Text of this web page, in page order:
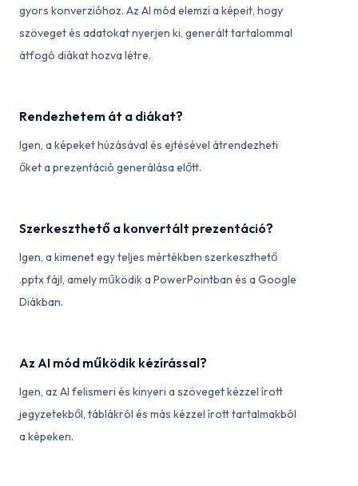
gyors konverzióhoz. Az AI mód elemzi a képeit, hogy
szöveget és adatokat nyerjen ki, generált tartalommal
átfogó diákat hozva létre.
Rendezhetem át a diákat?
Igen, a képeket húzásával és ejtésével átrendezheti
őket a prezentáció generálása előtt.
Szerkeszthető a konvertált prezentáció?
Igen, a kimenet egy teljes mértékben szerkeszthető
.pptx fájl, amely működik a PowerPointban és a Google
Diákban.
Az AI mód működik kézírással?
Igen, az AI felismeri és kinyeri a szöveget kézzel írott
jegyzetekből, táblákról és más kézzel írott tartalmakból
a képeken.